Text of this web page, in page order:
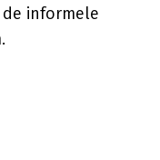
informele